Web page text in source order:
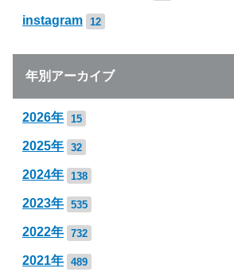
instagram 12
年別アーカイブ
2026年 15
2025年 32
2024年 138
2023年 535
2022年 732
2021年 489